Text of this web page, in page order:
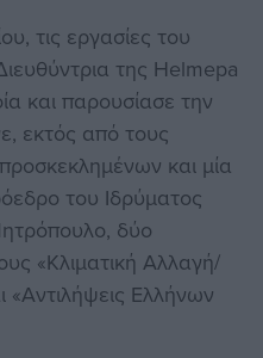
τις εργασίες του
της Helmepa
και παρουσίασε την
εκτός από τους
και μία
του Ιδρύματος
δύο
«Κλιματική Αλλαγή/
Ελλήνων